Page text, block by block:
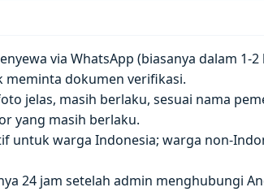
via WhatsApp (biasanya dalam 1-
dokumen verifikasi.
jelas, masih berlaku, sesuai nama
yang masih berlaku.
untuk warga Indonesia; warga non-
24 jam setelah admin menghubungi